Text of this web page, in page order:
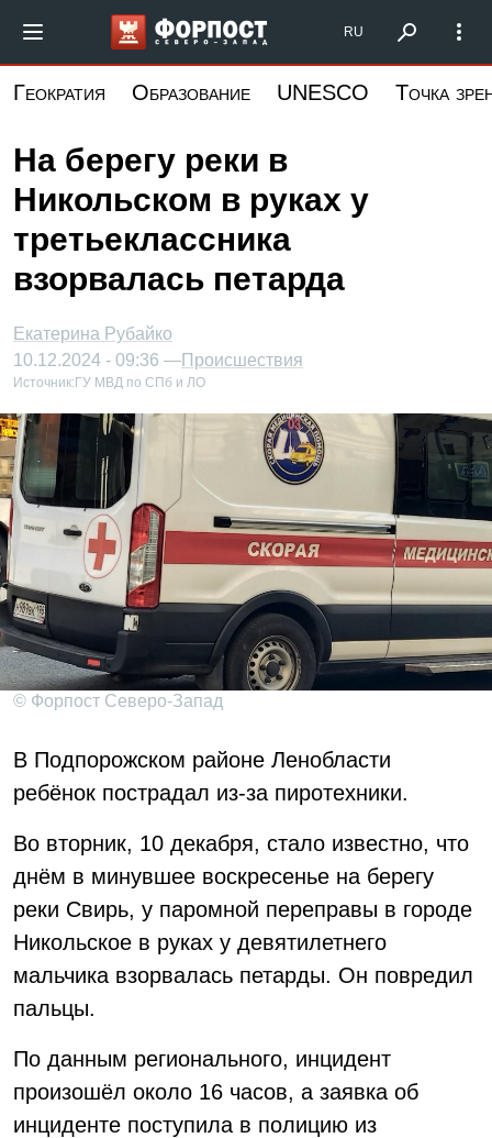
основному
Форпост Северо-Запад
RU
Геократия Образование UNESCO Точка
На берегу реки в
Никольском в руках у
третьеклассника
взорвалась петарда
Екатерина Рубайко
10.12.2024 - 09:36 —Происшествия
Источник: ГУ МВД по СПб и ЛО
© Форпост Северо-Запад
В Подпорожском районе Ленобласти
ребёнок пострадал из-за пиротехники.
Во вторник, 10 декабря, стало известно, что
днём в минувшее воскресенье на берегу
реки Свирь, у паромной переправы в городе
Никольское в руках у девятилетнего
мальчика взорвалась петарды. Он повредил
пальцы.
По данным регионального, инцидент
произошёл около 16 часов, а заявка об
инциденте поступила в полицию из